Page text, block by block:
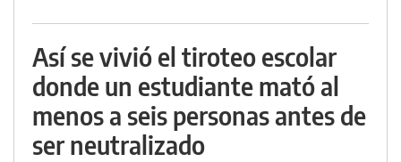
Así se vivió el tiroteo escolar
donde un estudiante mató al
menos a seis personas antes de
ser neutralizado